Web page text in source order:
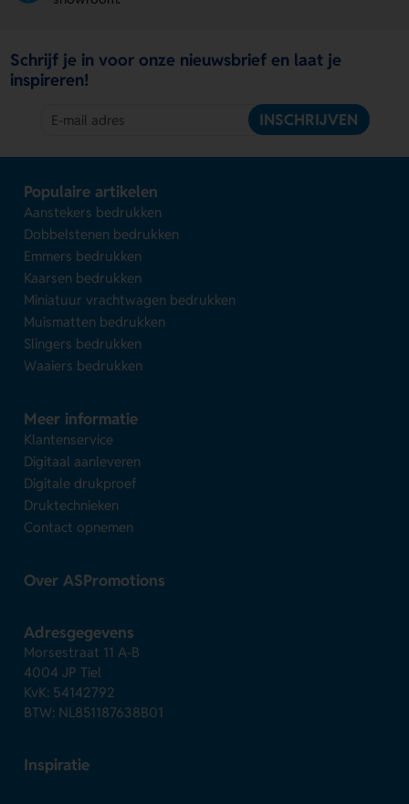
Schrijf je in voor onze nieuwsbrief en laat je
inspireren!
INSCHRIJVEN
Populaire artikelen
Aanstekers bedrukken
Dobbelstenen bedrukken
Emmers bedrukken
Kaarsen bedrukken
Miniatuur vrachtwagen bedrukken
Muismatten bedrukken
Slingers bedrukken
Waaiers bedrukken
Meer informatie
Klantenservice
Digitaal aanleveren
Digitale drukproef
Druktechnieken
Contact opnemen
Over ASPromotions
Adresgegevens
Morsestraat 11 A-B
4004 JP Tiel
KvK: 54142792
BTW: NL851187638B01
Inspiratie